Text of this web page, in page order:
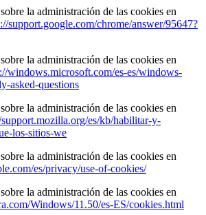
la administración de las cookies en
support.google.com/chrome/answer/95647?
la administración de las cookies en
windows.microsoft.com/es-es/windows-
asked-questions
la administración de las cookies en
es/kb/habilitar-y-
los-sitios-we
la administración de las cookies en
es/privacy/use-of-cookies/
la administración de las cookies en
Windows/11.50/es-ES/cookies.html